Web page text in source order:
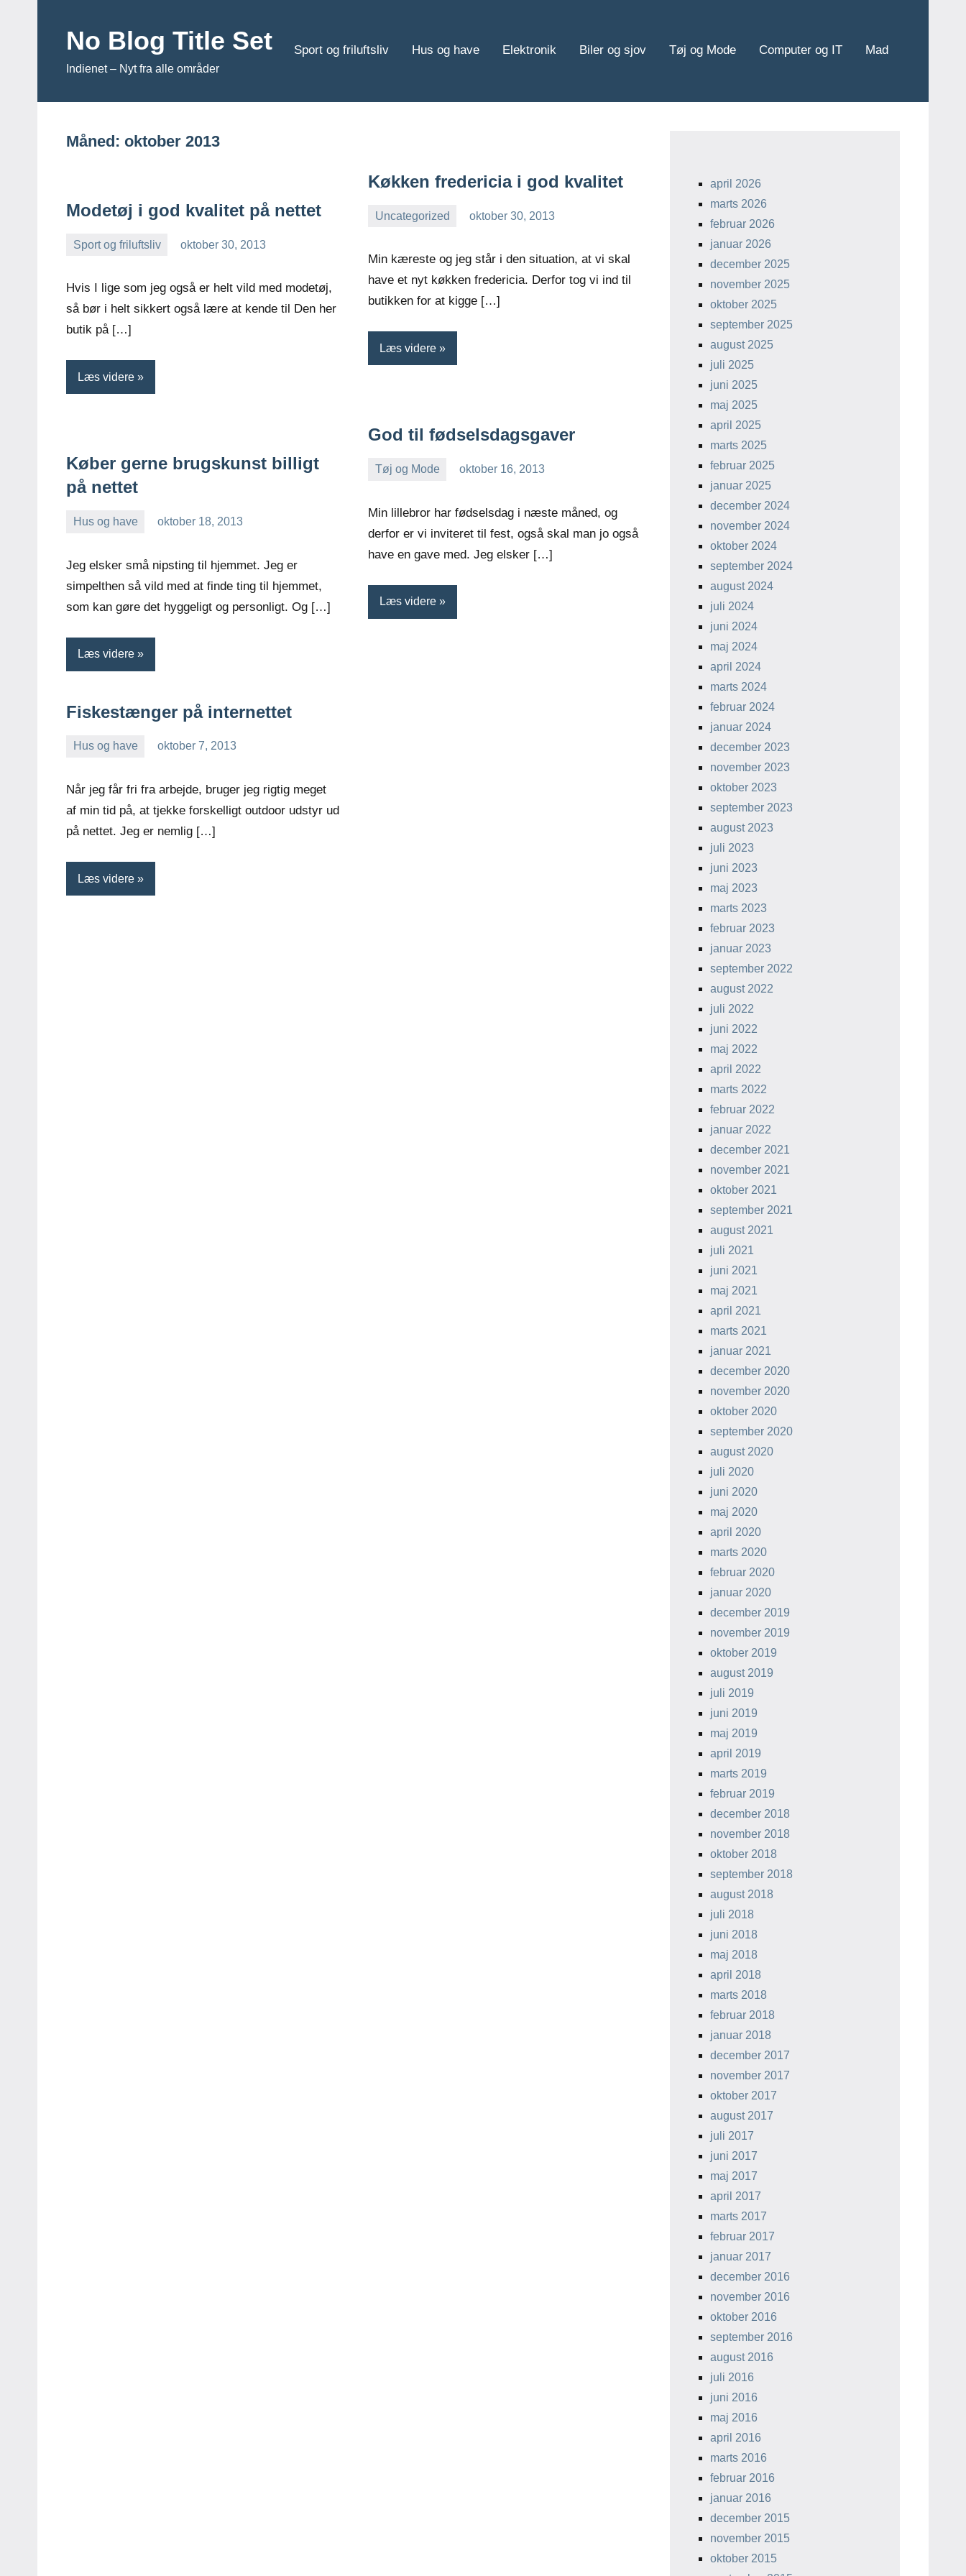
indholdNo Blog Title Set
Indienet – Nyt fra alle områder
Sport og friluftsliv Hus og have Elektronik Biler og sjov Tøj og Mode Computer og IT Mad
Måned: oktober 2013
Modetøj i god kvalitet på nettet
Sport og friluftsliv
oktober 30, 2013
Esben
Hvis I lige som jeg også er helt vild med modetøj,
så bør i helt sikkert også lære at kende til Den her
butik på […]
Læs videre
Køkken fredericia i god kvalitet
Uncategorized
oktober 30, 2013
Min kæreste og jeg står i den situation, at vi skal
have et nyt køkken fredericia. Derfor tog vi ind til
butikken for at kigge […]
Læs videre
Køber gerne brugskunst billigt
på nettet
Hus og have
oktober 18, 2013
Jeg elsker små nipsting til hjemmet. Jeg er
simpelthen så vild med at finde ting til hjemmet,
som kan gøre det hyggeligt og personligt. Og […]
Læs videre
God til fødselsdagsgaver
Tøj og Mode
oktober 16, 2013
Esben
Min lillebror har fødselsdag i næste måned, og
derfor er vi inviteret til fest, også skal man jo også
have en gave med. Jeg elsker […]
Læs videre
Fiskestænger på internettet
Hus og have
oktober 7, 2013
Når jeg får fri fra arbejde, bruger jeg rigtig meget
af min tid på, at tjekke forskelligt outdoor udstyr ud
på nettet. Jeg er nemlig […]
Læs videre
april 2026
marts 2026
februar 2026
januar 2026
december 2025
november 2025
oktober 2025
september 2025
august 2025
juli 2025
juni 2025
maj 2025
april 2025
marts 2025
februar 2025
januar 2025
december 2024
november 2024
oktober 2024
september 2024
august 2024
juli 2024
juni 2024
maj 2024
april 2024
marts 2024
februar 2024
januar 2024
december 2023
november 2023
oktober 2023
september 2023
august 2023
juli 2023
juni 2023
maj 2023
marts 2023
februar 2023
januar 2023
september 2022
august 2022
juli 2022
juni 2022
maj 2022
april 2022
marts 2022
februar 2022
januar 2022
december 2021
november 2021
oktober 2021
september 2021
august 2021
juli 2021
juni 2021
maj 2021
april 2021
marts 2021
januar 2021
december 2020
november 2020
oktober 2020
september 2020
august 2020
juli 2020
juni 2020
maj 2020
april 2020
marts 2020
februar 2020
januar 2020
december 2019
november 2019
oktober 2019
august 2019
juli 2019
juni 2019
maj 2019
april 2019
marts 2019
februar 2019
december 2018
november 2018
oktober 2018
september 2018
august 2018
juli 2018
juni 2018
maj 2018
april 2018
marts 2018
februar 2018
januar 2018
december 2017
november 2017
oktober 2017
august 2017
juli 2017
juni 2017
maj 2017
april 2017
marts 2017
februar 2017
januar 2017
december 2016
november 2016
oktober 2016
september 2016
august 2016
juli 2016
juni 2016
maj 2016
april 2016
marts 2016
februar 2016
januar 2016
december 2015
november 2015
oktober 2015